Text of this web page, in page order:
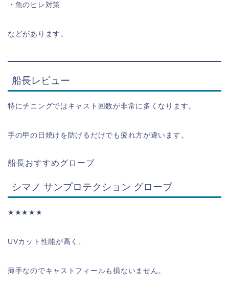
・魚のヒレ対策
などがあります。
船長レビュー
特にチニングではキャスト回数が非常に多くなります。
手の甲の日焼けを防げるだけでも疲れ方が違います。
船長おすすめグローブ
シマノ サンプロテクション グローブ
★★★★★
UVカット性能が高く、
薄手なのでキャストフィールも損ないません。